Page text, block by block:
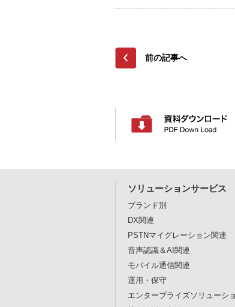
前の記事へ
ソリューションサービス
ブランド別
DX関連
PSTNマイグレーション関連
音声認識＆AI関連
モバイル通信関連
運用・保守
エンタープライズソリューシ